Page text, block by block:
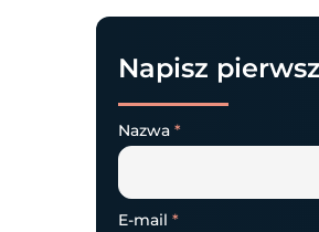
Napisz
Nazwa *
E-mail *